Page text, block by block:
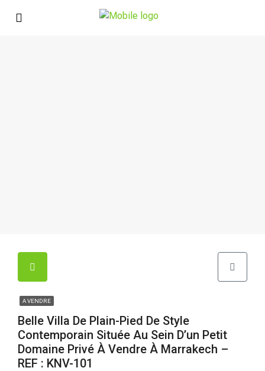
A VENDRE
Belle Villa De Plain-Pied De Style
Contemporain Située Au Sein D’un Petit
Domaine Privé À Vendre À Marrakech –
REF : KNV-101